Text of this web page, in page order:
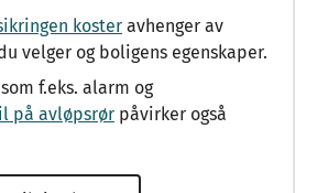
koster avhenger av
velger og boligens egenskaper.
f.eks. alarm og
på avløpsrør påvirker også